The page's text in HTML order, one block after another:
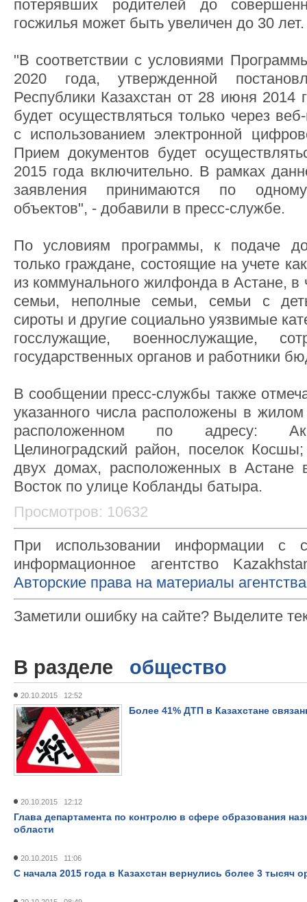
потерявших родителей до
госжилья может быть увеличен до 30 лет.
"В соответствии с условиями
2020 года, утвержденной
Республики Казахстан от 28 июня 2014
будет осуществляться только через
с использованием электронной
Прием документов будет
2015 года включительно. В рамках
заявления принимаются по
объектов", - добавили в пресс-службе.
По условиям программы, к подаче
только граждане, состоящие на учете
из коммунального жилфонда в Астане, в
семьи, неполные семьи, семьи с
сироты и другие социально уязвимые
госслужащие, военнослужащие,
государственных органов и работники
В сообщении пресс-службы также
указанного числа расположены в
расположенном по адресу:
Целиноградский район, поселок
двух домах, расположенных в
Восток по улице Кобланды батыра.
Просмотров: 10632
При использовании информации с
информационное агентство
Авторские права на материалы
Заметили ошибку на сайте? Выделите
В разделе общество
20.10.2015 12:52
Более 41% ДТП в Казахстане
20.10.2015 12:12
Глава департамента по контролю в сфере образования
области
20.10.2015 11:06
С начала 2015 года в Казахстан вернулись более 3 тысяч